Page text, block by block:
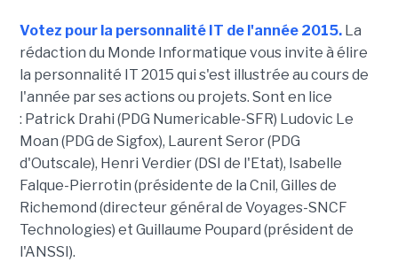
Votez pour la personnalité IT de l'année 2015.La
rédaction du Monde Informatique vous invite à élire
la personnalité IT 2015 qui s'est illustrée au cours de
l'année par ses actions ou projets. Sont en lice
: Patrick Drahi (PDG Numericable-SFR) Ludovic Le
Moan (PDG de Sigfox), Laurent Seror (PDG
d'Outscale), Henri Verdier (DSI de l'Etat), Isabelle
Falque-Pierrotin (présidente de la Cnil, Gilles de
Richemond (directeur général de Voyages-SNCF
Technologies) et Guillaume Poupard (président de
l'ANSSI).